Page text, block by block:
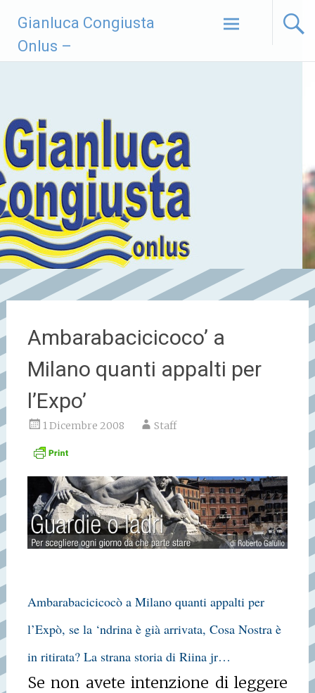
contenuto
Gianluca Congiusta
Onlus –
Ambarabacicicoco’ a
Milano quanti appalti per
l’Expo’
1 Dicembre 2008 Staff
Ambarabacicicocò a Milano quanti appalti per
l’Expò, se la ‘ndrina è già arrivata, Cosa Nostra è
in ritirata? La strana storia di Riina jr…
Se non avete intenzione di leggere